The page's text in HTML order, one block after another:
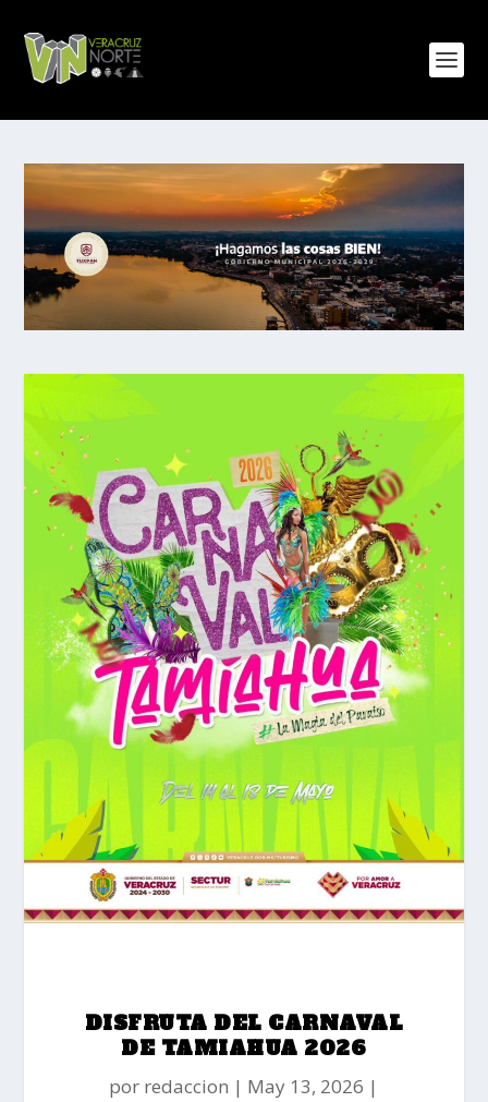
DISFRUTA DEL CARNAVAL
DE TAMIAHUA 2026
por redaccion
May 13, 2026